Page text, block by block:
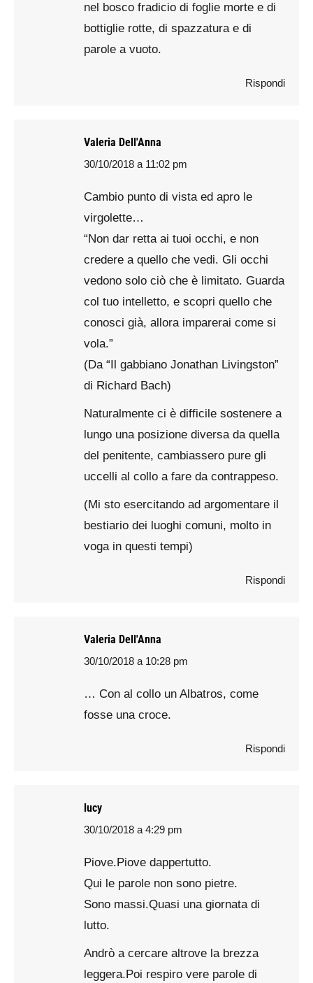
nel bosco fradicio di foglie morte e di
bottiglie rotte, di spazzatura e di
parole a vuoto.
Rispondi
Valeria Dell'Anna
says:
30/10/2018 a 11:02 pm
Cambio punto di vista ed apro le
virgolette…
“Non dar retta ai tuoi occhi, e non
credere a quello che vedi. Gli occhi
vedono solo ciò che è limitato. Guarda
col tuo intelletto, e scopri quello che
conosci già, allora imparerai come si
vola.”
(Da “Il gabbiano Jonathan Livingston”
di Richard Bach)
Naturalmente ci è difficile sostenere a
lungo una posizione diversa da quella
del penitente, cambiassero pure gli
uccelli al collo a fare da contrappeso.
(Mi sto esercitando ad argomentare il
bestiario dei luoghi comuni, molto in
voga in questi tempi)
Rispondi
Valeria Dell'Anna
says:
30/10/2018 a 10:28 pm
… Con al collo un Albatros, come
fosse una croce.
Rispondi
lucy
says:
30/10/2018 a 4:29 pm
Piove.Piove dappertutto.
Qui le parole non sono pietre.
Sono massi.Quasi una giornata di
lutto.
Andrò a cercare altrove la brezza
leggera.Poi respiro vere parole di